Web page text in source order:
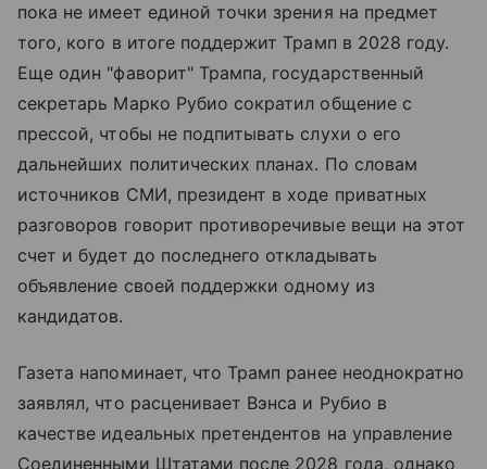
пока не имеет единой точки зрения на предмет
того, кого в итоге поддержит Трамп в 2028 году.
Еще один "фаворит" Трампа, государственный
секретарь Марко Рубио сократил общение с
прессой, чтобы не подпитывать слухи о его
дальнейших политических планах. По словам
источников СМИ, президент в ходе приватных
разговоров говорит противоречивые вещи на этот
счет и будет до последнего откладывать
объявление своей поддержки одному из
кандидатов.
Газета напоминает, что Трамп ранее неоднократно
заявлял, что расценивает Вэнса и Рубио в
качестве идеальных претендентов на управление
Соединенными Штатами после 2028 года, однако